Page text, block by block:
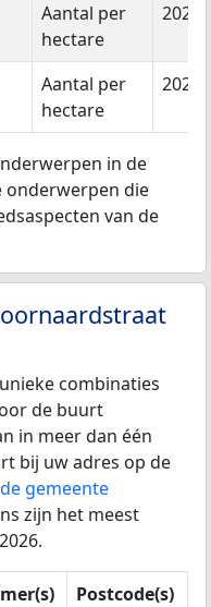
Aantal per
hectare
2024
Aantal per
hectare
2023
in de
onderwerpen die
van de
combinaties
de buurt
in meer dan één
bij uw adres op de
gemeente
zijn het meest
Postcode(s)